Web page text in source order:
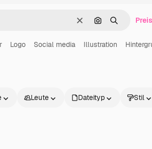
LöschenNach Bild
Suchen
Logo Social media Illustration
Leute Dateityp Stil